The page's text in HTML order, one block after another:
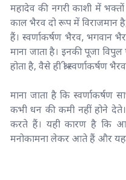
महादेव की नगरी काशी में
काल भैरव दो रूप में
हैं। स्वर्णाकर्षण भैरव, भगवान
माना जाता है। इनकी पूजा
होता है, वैसे ही श्री स्वर्णाकर्षण
माना जाता है कि स्वर्णाकर्षण
कभी धन की कमी नहीं होने
करते हैं। यही कारण है कि
मनोकामना लेकर आते हैं और यहां